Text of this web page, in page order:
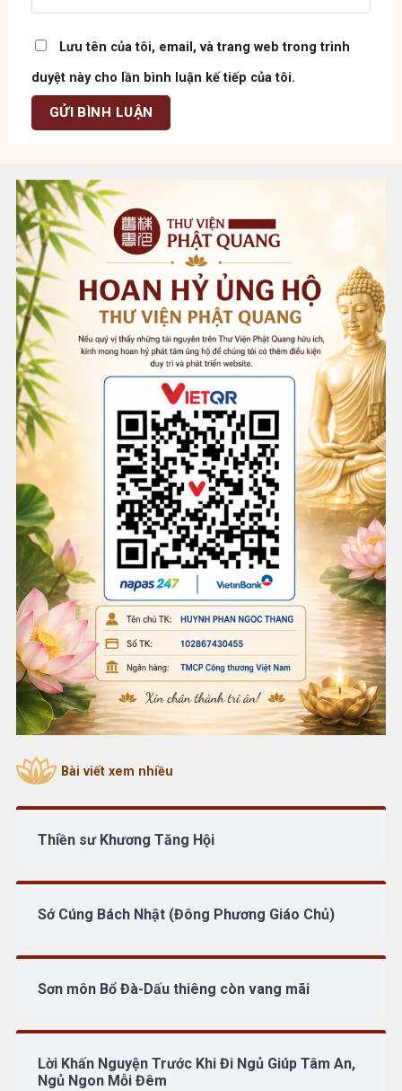
Lưu tên của tôi, email, và trang web trong trình
duyệt này cho lần bình luận kế tiếp của tôi.
Bài viết xem nhiều
Thiền sư Khương Tăng Hội
Sớ Cúng Bách Nhật (Đông Phương Giáo Chủ)
Sơn môn Bổ Đà-Dấu thiêng còn vang mãi
Lời Khấn Nguyện Trước Khi Đi Ngủ Giúp Tâm An,
Ngủ Ngon Mỗi Đêm